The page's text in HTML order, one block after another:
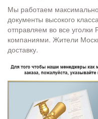
Мы работаем
документы высокого
отправляем во все
компаниями. Жители
доставку.